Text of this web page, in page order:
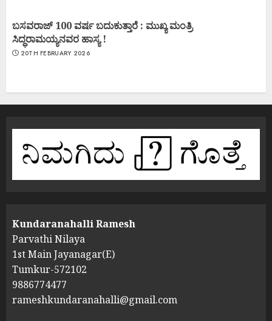
ಬಸವರಾಜ್ 100 ವರ್ಷ ಬದುಕುತ್ತಾರೆ : ಮುಖ್ಯ ಮಂತ್ರಿ
ಸಿದ್ಧರಾಮಯ್ಯನವರ ಹಾಸ್ಯ !
20TH FEBRUARY 2026
Kundaranahalli Ramesh
Parvathi Nilaya
1st Main Jayanagar(E)
Tumkur-572102
9886774477
rameshkundaranahalli@gmail.com